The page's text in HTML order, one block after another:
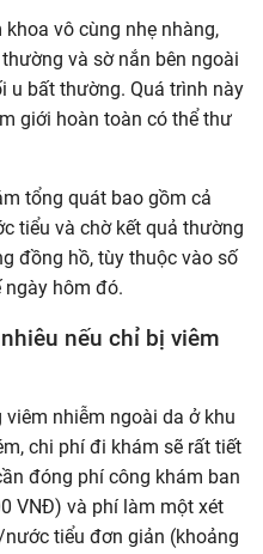
vô cùng nhẹ nhàng,
và sờ nắn bên ngoài
u bất thường. Quá trình này
giới hoàn toàn có thể thư
tổng quát bao gồm cả
tiểu và chờ kết quả thường
đồng hồ, tùy thuộc vào số
ngày hôm đó.
nếu chỉ bị viêm
nhiễm ngoài da ở khu
chi phí đi khám sẽ rất tiết
đóng phí công khám ban
VNĐ) và phí làm một xét
tiểu đơn giản (khoảng